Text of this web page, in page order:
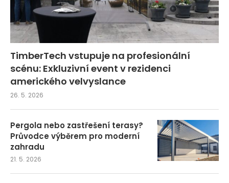
TimberTech vstupuje na profesionální
scénu: Exkluzivní event v rezidenci
amerického velvyslance
26. 5. 2026
Pergola nebo zastřešení terasy?
Průvodce výběrem pro moderní
zahradu
21. 5. 2026